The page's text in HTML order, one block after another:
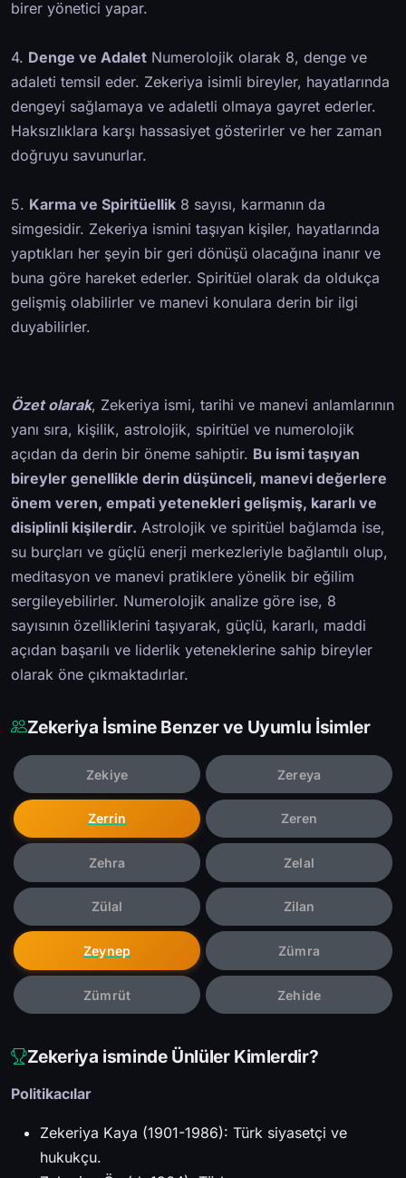
birer yönetici yapar.
4. Denge ve Adalet Numerolojik olarak 8, denge ve
adaleti temsil eder. Zekeriya isimli bireyler, hayatlarında
dengeyi sağlamaya ve adaletli olmaya gayret ederler.
Haksızlıklara karşı hassasiyet gösterirler ve her zaman
doğruyu savunurlar.
5. Karma ve Spiritüellik 8 sayısı, karmanın da
simgesidir. Zekeriya ismini taşıyan kişiler, hayatlarında
yaptıkları her şeyin bir geri dönüşü olacağına inanır ve
buna göre hareket ederler. Spiritüel olarak da oldukça
gelişmiş olabilirler ve manevi konulara derin bir ilgi
duyabilirler.
Özet olarak, Zekeriya ismi, tarihi ve manevi anlamlarının
yanı sıra, kişilik, astrolojik, spiritüel ve numerolojik
açıdan da derin bir öneme sahiptir. Bu ismi taşıyan
bireyler genellikle derin düşünceli, manevi değerlere
önem veren, empati yetenekleri gelişmiş, kararlı ve
disiplinli kişilerdir. Astrolojik ve spiritüel bağlamda ise,
su burçları ve güçlü enerji merkezleriyle bağlantılı olup,
meditasyon ve manevi pratiklere yönelik bir eğilim
sergileyebilirler. Numerolojik analize göre ise, 8
sayısının özelliklerini taşıyarak, güçlü, kararlı, maddi
açıdan başarılı ve liderlik yeteneklerine sahip bireyler
olarak öne çıkmaktadırlar.
Zekeriya İsmine Benzer ve Uyumlu İsimler
Zekiye Zereya
Zerrin Zeren
Zehra Zelal
Zülal Zilan
Zeynep Zümra
Zümrüt Zehide
Zekeriya isminde Ünlüler Kimlerdir?
Politikacılar
Zekeriya Kaya (1901-1986): Türk siyasetçi ve
hukukçu.